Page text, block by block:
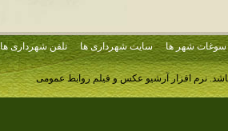
سوغات شهر ها سایت شهرداری ها تلفن شهرداری ها
نرم افزار آرشیو عکس و فیلم روابط عمومی